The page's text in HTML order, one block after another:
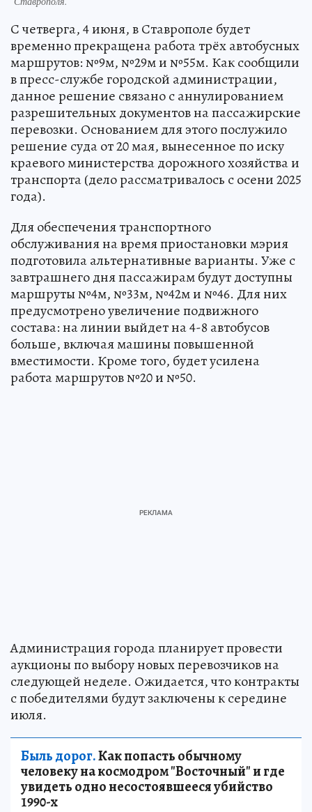
С четверга, 4 июня, в Ставрополе будет
временно прекращена работа трёх автобусных
маршрутов: №9м, №29м и №55м. Как сообщили
в пресс-службе городской администрации,
данное решение связано с аннулированием
разрешительных документов на пассажирские
перевозки. Основанием для этого послужило
решение суда от 20 мая, вынесенное по иску
краевого министерства дорожного хозяйства и
транспорта (дело рассматривалось с осени 2025
года).
Для обеспечения транспортного
обслуживания на время приостановки мэрия
подготовила альтернативные варианты. Уже с
завтрашнего дня пассажирам будут доступны
маршруты №4м, №33м, №42м и №46. Для них
предусмотрено увеличение подвижного
состава: на линии выйдет на 4-8 автобусов
больше, включая машины повышенной
вместимости. Кроме того, будет усилена
работа маршрутов №20 и №50.
Администрация города планирует провести
аукционы по выбору новых перевозчиков на
следующей неделе. Ожидается, что контракты
с победителями будут заключены к середине
июля.
Быль дорог.Как попасть обычному
человеку на космодром "Восточный" и где
увидеть одно несостоявшееся убийство
1990-х